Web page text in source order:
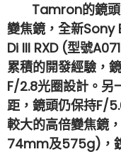
Tamron的鏡頭
變焦鏡，全新
Di III RXD (型號A071
累積的開發經驗，
F/2.8光圈設計。
距，鏡頭仍保持F/
較大的高倍變焦鏡
74mm及575g)，